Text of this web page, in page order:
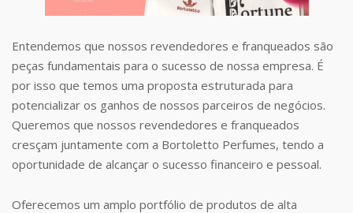
Entendemos que nossos revendedores e franqueados são
peças fundamentais para o sucesso de nossa empresa. É
por isso que temos uma proposta estruturada para
potencializar os ganhos de nossos parceiros de negócios.
Queremos que nossos revendedores e franqueados
cresçam juntamente com a Bortoletto Perfumes, tendo a
oportunidade de alcançar o sucesso financeiro e pessoal.
Oferecemos um amplo portfólio de produtos de alta